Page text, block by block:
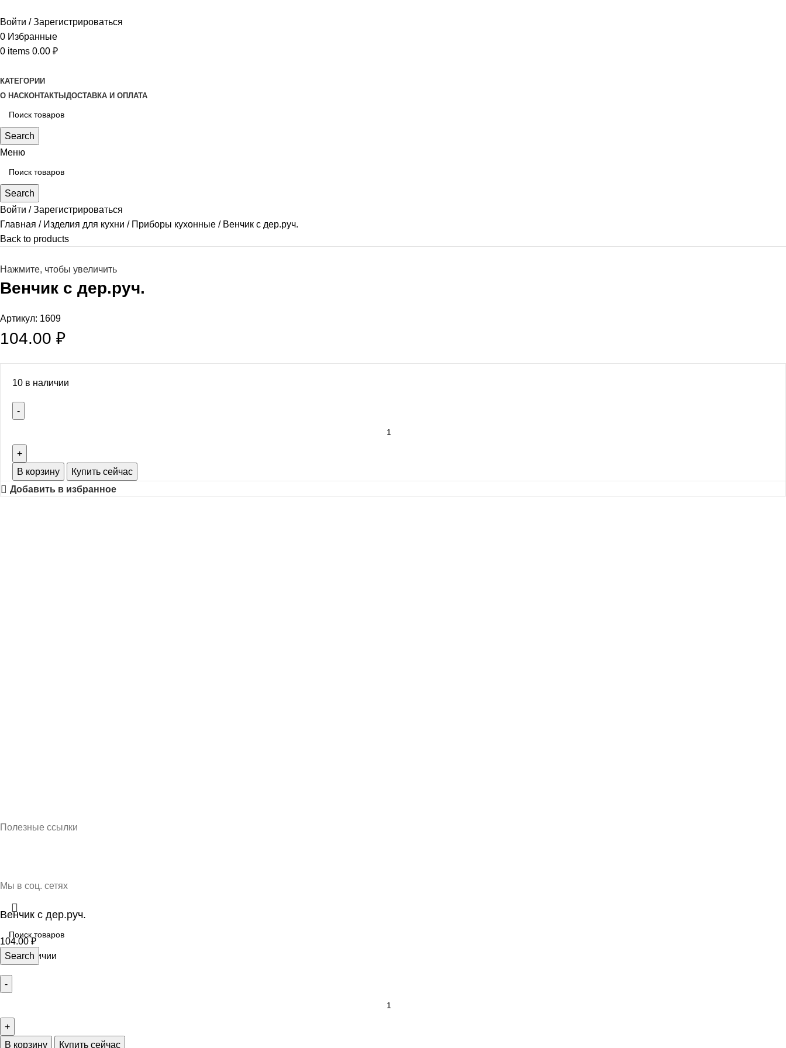
Войти / Зарегистрироваться
0 Избранные
0 items 0.00 ₽
КАТЕГОРИИ
О НАСКОНТАКТЫ ДОСТАВКА И ОПЛАТА
Search
Меню
Search
Войти / Зарегистрироваться
Главная
Изделия для кухни Приборы кухонные
Венчик с дер.руч.
Back to products
Нажмите, чтобы увеличить
Венчик с дер.руч.
Артикул: 1609
104.00 ₽
10 в наличии
В корзину
Купить сейчас
Добавить в избранное
Полезные ссылки
Мы в соц. сетях
Search
Венчик с дер.руч.
104.00 ₽
10 в наличии
В корзину Купить сейчас